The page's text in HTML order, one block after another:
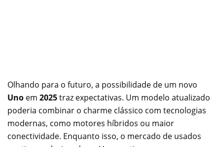
Olhando para o futuro, a possibilidade de um novo
Uno em 2025traz expectativas. Um modelo atualizado
poderia combinar o charme clássico com tecnologias
modernas, como motores híbridos ou maior
conectividade. Enquanto isso, o mercado de usados